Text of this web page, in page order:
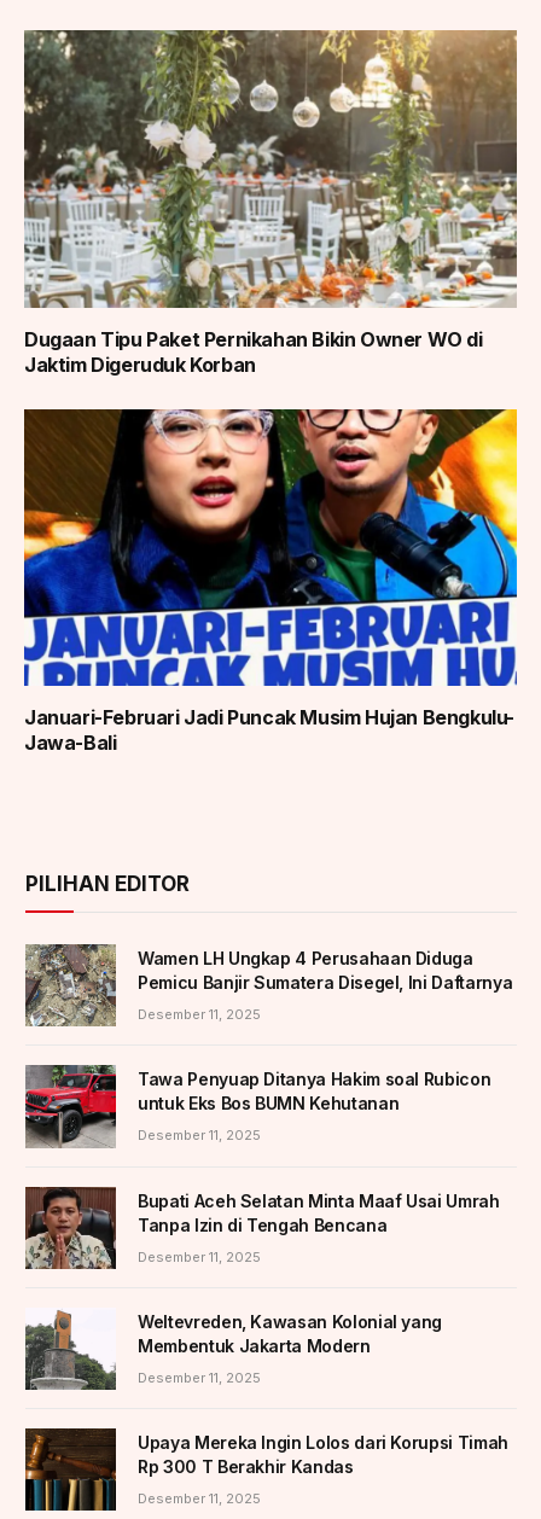
Dugaan Tipu Paket Pernikahan Bikin Owner WO di
Jaktim Digeruduk Korban
Januari-Februari Jadi Puncak Musim Hujan Bengkulu-
Jawa-Bali
PILIHAN EDITOR
Wamen LH Ungkap 4 Perusahaan Diduga
Pemicu Banjir Sumatera Disegel, Ini Daftarnya
Desember 11, 2025
Tawa Penyuap Ditanya Hakim soal Rubicon
untuk Eks Bos BUMN Kehutanan
Desember 11, 2025
Bupati Aceh Selatan Minta Maaf Usai Umrah
Tanpa Izin di Tengah Bencana
Desember 11, 2025
Weltevreden, Kawasan Kolonial yang
Membentuk Jakarta Modern
Desember 11, 2025
Upaya Mereka Ingin Lolos dari Korupsi Timah
Rp 300 T Berakhir Kandas
Desember 11, 2025